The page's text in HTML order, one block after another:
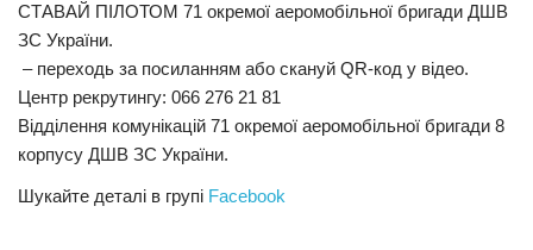
Події
Кримінал
Трагедії
Курйози
Суспільство
СТАВАЙ ПІЛОТОМ 71 окремої аеромобільної бригади ДШВ
ЗС України.
– переходь за посиланням або скануй QR-код у відео.
Центр рекрутингу: 066 276 21 81
Відділення комунікацій 71 окремої аеромобільної бригади 8
корпусу ДШВ ЗС України.
Шукайте деталі в групі Facebook